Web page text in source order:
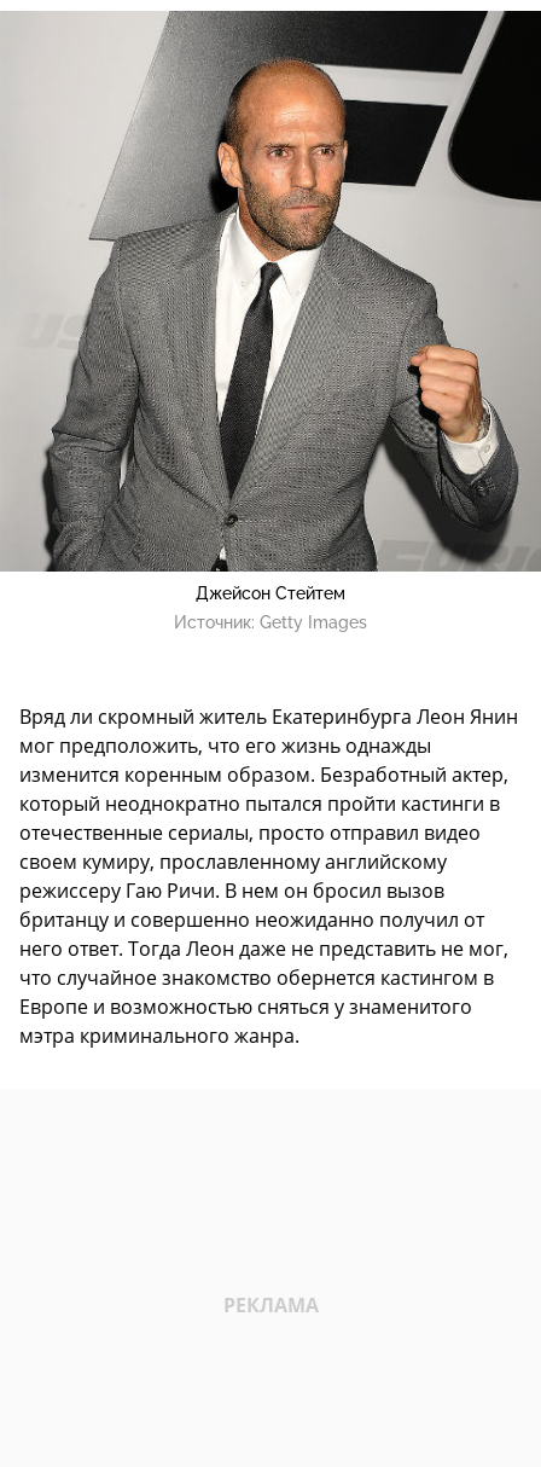
Джейсон Стейтем
Источник: Getty Images
Вряд ли скромный житель Екатеринбурга Леон Янин
мог предположить, что его жизнь однажды
изменится коренным образом. Безработный актер,
который неоднократно пытался пройти кастинги в
отечественные сериалы, просто отправил видео
своем кумиру, прославленному английскому
режиссеру Гаю Ричи. В нем он бросил вызов
британцу и совершенно неожиданно получил от
него ответ. Тогда Леон даже не представить не мог,
что случайное знакомство обернется кастингом в
Европе и возможностью сняться у знаменитого
мэтра криминального жанра.